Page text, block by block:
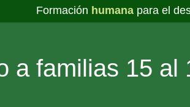
Formación humana para el
a familias 15 al